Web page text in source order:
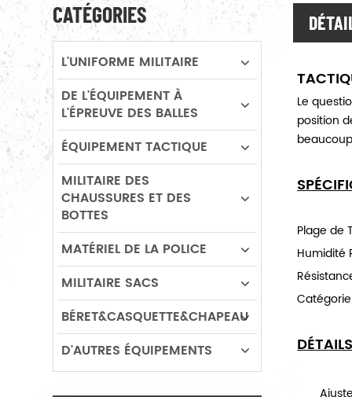
Le
position
Plage de
Humidité
CATÉGORIES
L'UNIFORME MILITAIRE
DE L'ÉQUIPEMENT À
L'ÉPREUVE DES BALLES
ÉQUIPEMENT TACTIQUE
MILITAIRE DES
CHAUSSURES ET DES
BOTTES
MATÉRIEL DE LA POLICE
MILITAIRE SACS
BÉRET&CASQUETTE&CHAPEAU
D'AUTRES ÉQUIPEMENTS